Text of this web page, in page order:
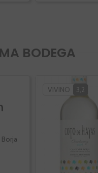
BODEGA
VIVINO 3,2